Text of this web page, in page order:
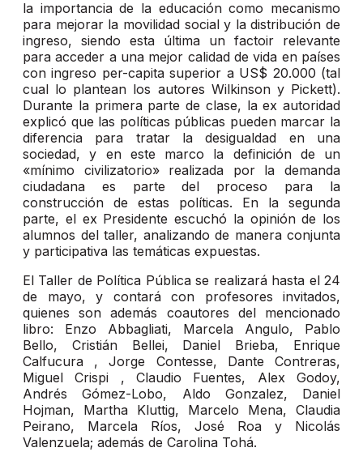
la importancia de la educación como mecanismo
para mejorar la movilidad social y la distribución de
ingreso, siendo esta última un factoir relevante
para acceder a una mejor calidad de vida en países
con ingreso per-capita superior a US$ 20.000 (tal
cual lo plantean los autores Wilkinson y Pickett).
Durante la primera parte de clase, la ex autoridad
explicó que las políticas públicas pueden marcar la
diferencia para tratar la desigualdad en una
sociedad, y en este marco la definición de un
«mínimo civilizatorio» realizada por la demanda
ciudadana es parte del proceso para la
construcción de estas políticas. En la segunda
parte, el ex Presidente escuchó la opinión de los
alumnos del taller, analizando de manera conjunta
y participativa las temáticas expuestas.
El Taller de Política Pública se realizará hasta el 24
de mayo, y contará con profesores invitados,
quienes son además coautores del mencionado
libro: Enzo Abbagliati, Marcela Angulo, Pablo
Bello, Cristián Bellei, Daniel Brieba, Enrique
Calfucura , Jorge Contesse, Dante Contreras,
Miguel Crispi , Claudio Fuentes, Alex Godoy,
Andrés Gómez-Lobo, Aldo Gonzalez, Daniel
Hojman, Martha Kluttig, Marcelo Mena, Claudia
Peirano, Marcela Ríos, José Roa y Nicolás
Valenzuela; además de Carolina Tohá.